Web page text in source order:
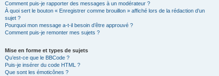
Comment puis-je rapporter des messages à un modérateur ?
À quoi sert le bouton « Enregistrer comme brouillon » affiché lors de la rédaction d’un
sujet ?
Pourquoi mon message a-t-il besoin d’être approuvé ?
Comment puis-je remonter mes sujets ?
Mise en forme et types de sujets
Qu’est-ce que le BBCode ?
Puis-je insérer du code HTML ?
Que sont les émoticônes ?